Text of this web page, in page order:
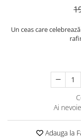
Un ceas care
Ai
Adauga la